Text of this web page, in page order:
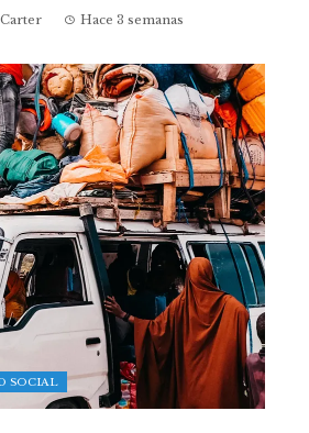
Hace 3 semanas
SOCIAL